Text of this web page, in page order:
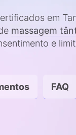
em
massagem
e
FAQ